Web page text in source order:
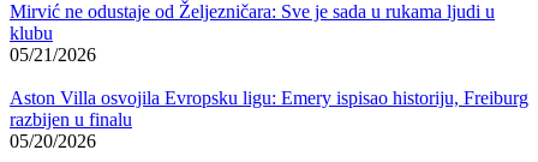
Mirvić ne odustaje od Željezničara: Sve je sada u rukama ljudi u
klubu
05/21/2026
Aston Villa osvojila Evropsku ligu: Emery ispisao historiju, Freiburg
razbijen u finalu
05/20/2026